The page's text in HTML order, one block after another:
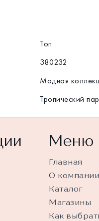
Топ
380232
Модная
Тропический
Меню
Главная
О компании
Каталог
Магазины
Как